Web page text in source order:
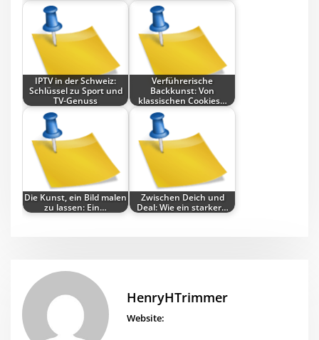
IPTV in der Schweiz:
Schlüssel zu Sport und
TV-Genuss
Verführerische
Backkunst: Von
klassischen Cookies…
Die Kunst, ein Bild malen
zu lassen: Ein…
Zwischen Deich und
Deal: Wie ein starker…
HenryHTrimmer
Website: